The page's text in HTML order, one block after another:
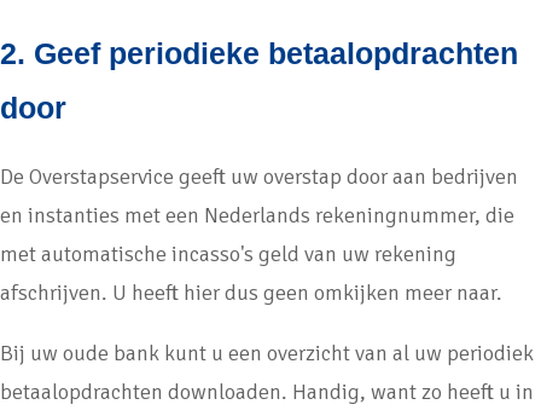
2. Geef periodieke betaalopdrachten
door
De Overstapservice geeft uw overstap door aan bedrijven
en instanties met een Nederlands rekeningnummer, die
met automatische incasso's geld van uw rekening
afschrijven. U heeft hier dus geen omkijken meer naar.
Bij uw oude bank kunt u een overzicht van al uw periodiek
betaalopdrachten downloaden. Handig, want zo heeft u in